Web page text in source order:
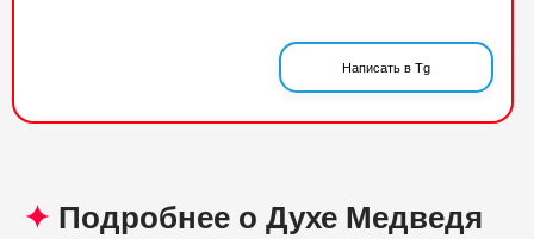
Написать в Tg
✦ Подробнее о Духе Медведя